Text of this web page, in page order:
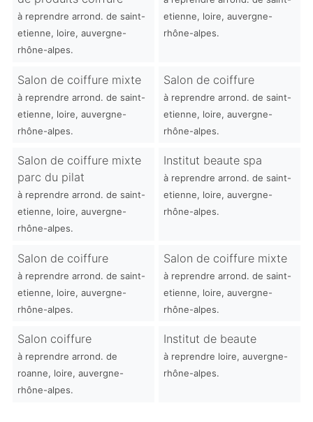
à reprendre arrond. de saint-
etienne, loire, auvergne-
rhône-alpes.
etienne, loire, auvergne-
rhône-alpes.
Salon de coiffure mixte
à reprendre arrond. de saint-
etienne, loire, auvergne-
rhône-alpes.
Salon de coiffure
à reprendre arrond. de saint-
etienne, loire, auvergne-
rhône-alpes.
Salon de coiffure mixte
parc du pilat
à reprendre arrond. de saint-
etienne, loire, auvergne-
rhône-alpes.
Institut beaute spa
à reprendre arrond. de saint-
etienne, loire, auvergne-
rhône-alpes.
Salon de coiffure
à reprendre arrond. de saint-
etienne, loire, auvergne-
rhône-alpes.
Salon de coiffure mixte
à reprendre arrond. de saint-
etienne, loire, auvergne-
rhône-alpes.
Salon coiffure
à reprendre arrond. de
roanne, loire, auvergne-
rhône-alpes.
Institut de beaute
à reprendre loire, auvergne-
rhône-alpes.